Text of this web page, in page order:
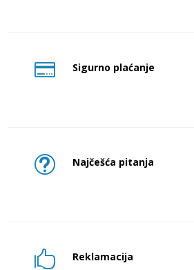
 Sigurno plaćanje
t Najčešća pitanja
 Reklamacija